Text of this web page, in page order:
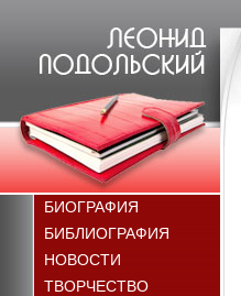
БИОГРАФИЯ
БИБЛИОГРАФИЯ
НОВОСТИ
ТВОРЧЕСТВО